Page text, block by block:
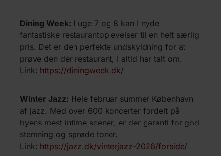
Dining Week: I uge 7 og 8 kan I nyde
fantastiske restaurantoplevelser til en helt særlig
pris. Det er den perfekte undskyldning for at
prøve den der restaurant, I altid har talt om.
Link: https://diningweek.dk/
Winter Jazz: Hele februar summer København
af jazz. Med over 600 koncerter fordelt på
byens mest intime scener, er der garanti for god
stemning og sprøde toner.
Link: https://jazz.dk/vinterjazz-2026/forside/